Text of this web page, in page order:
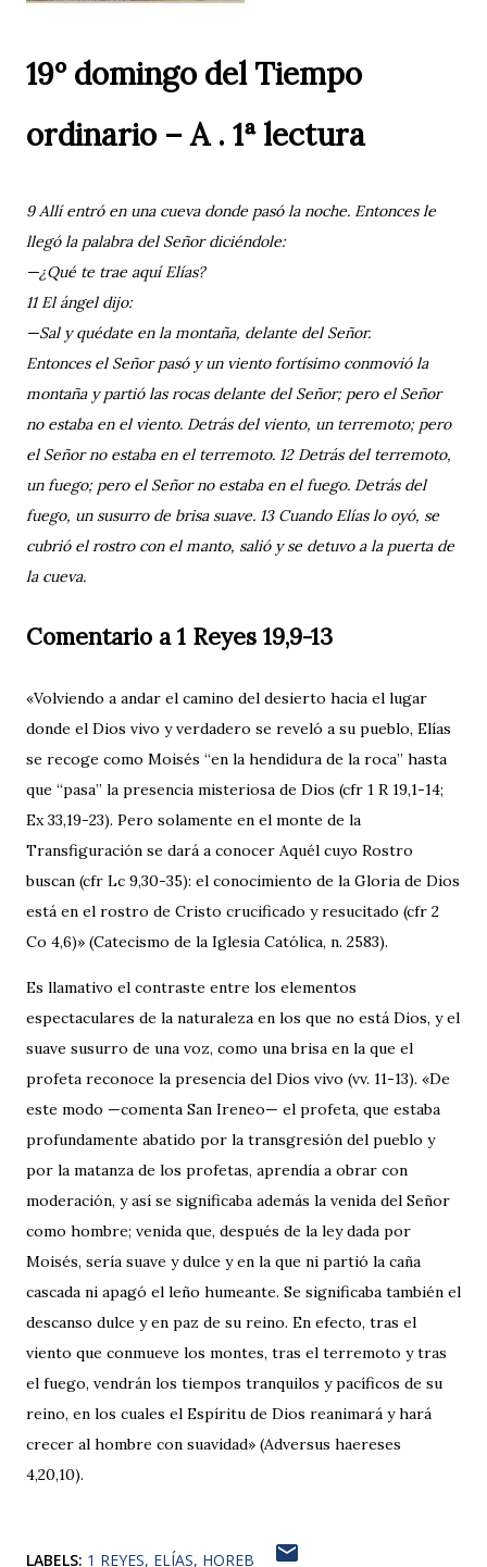
19º domingo del Tiempo
ordinario – A . 1ª lectura
9 Allí entró en una cueva donde pasó la noche. Entonces le
llegó la palabra del Señor diciéndole:
—¿Qué te trae aquí Elías?
11 El ángel dijo:
—Sal y quédate en la montaña, delante del Señor.
Entonces el Señor pasó y un viento fortísimo conmovió la
montaña y partió las rocas delante del Señor; pero el Señor
no estaba en el viento. Detrás del viento, un terremoto; pero
el Señor no estaba en el terremoto. 12 Detrás del terremoto,
un fuego; pero el Señor no estaba en el fuego. Detrás del
fuego, un susurro de brisa suave. 13 Cuando Elías lo oyó, se
cubrió el rostro con el manto, salió y se detuvo a la puerta de
la cueva.
Comentario a 1 Reyes 19,9-13
«Volviendo a andar el camino del desierto hacia el lugar
donde el Dios vivo y verdadero se reveló a su pueblo, Elías
se recoge como Moisés “en la hendidura de la roca” hasta
que “pasa” la presencia misteriosa de Dios (cfr 1 R 19,1-14;
Ex 33,19-23). Pero solamente en el monte de la
Transfiguración se dará a conocer Aquél cuyo Rostro
buscan (cfr Lc 9,30-35): el conocimiento de la Gloria de Dios
está en el rostro de Cristo crucificado y resucitado (cfr 2
Co 4,6)» (Catecismo de la Iglesia Católica, n. 2583).
Es llamativo el contraste entre los elementos
espectaculares de la naturaleza en los que no está Dios, y el
suave susurro de una voz, como una brisa en la que el
profeta reconoce la presencia del Dios vivo (vv. 11-13). «De
este modo —comenta San Ireneo— el profeta, que estaba
profundamente abatido por la transgresión del pueblo y
por la matanza de los profetas, aprendía a obrar con
moderación, y así se significaba además la venida del Señor
como hombre; venida que, después de la ley dada por
Moisés, sería suave y dulce y en la que ni partió la caña
cascada ni apagó el leño humeante. Se significaba también el
descanso dulce y en paz de su reino. En efecto, tras el
viento que conmueve los montes, tras el terremoto y tras
el fuego, vendrán los tiempos tranquilos y pacíficos de su
reino, en los cuales el Espíritu de Dios reanimará y hará
crecer al hombre con suavidad» (Adversus haereses
4,20,10).
LABELS: 1 REYES ELÍAS HOREB